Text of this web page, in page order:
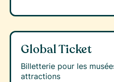
Global Ticket
Billetterie pour les
attractions